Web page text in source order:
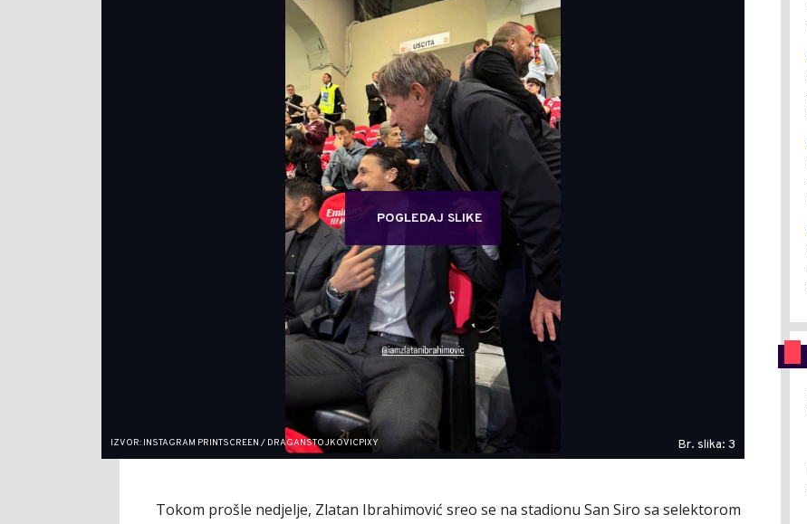
POGLEDAJ SLIKE
IZVOR: INSTAGRAM PRINTSCREEN / DRAGANSTOJKOVICPIXY Br. slika: 3
Tokom prošle nedjelje, Zlatan Ibrahimović sreo se na stadionu San Siro sa selektorom